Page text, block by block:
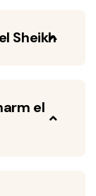
Sheikh
el